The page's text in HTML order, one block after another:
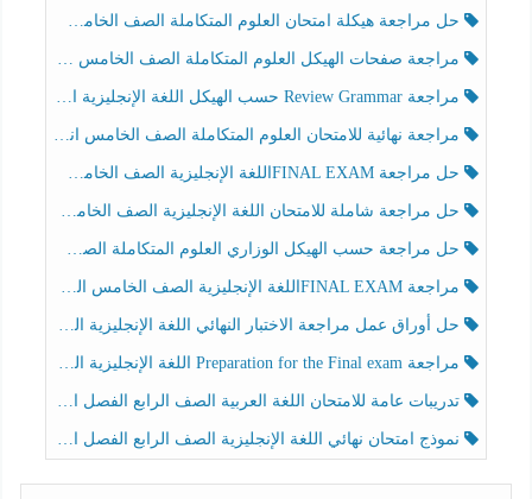
حل مراجعة هيكلة امتحان العلوم المتكاملة الصف الخامس عام الفصل الثالث
مراجعة صفحات الهيكل العلوم المتكاملة الصف الخامس انسبير الفصل الثالث
مراجعة Review Grammar حسب الهيكل اللغة الإنجليزية الصف الخامس الفصل الثالث
مراجعة نهائية للامتحان العلوم المتكاملة الصف الخامس انسبير الفصل الثالث
حل مراجعة FINAL EXAMاللغة الإنجليزية الصف الخامس الفصل الثالث
حل مراجعة شاملة للامتحان اللغة الإنجليزية الصف الخامس الفصل الثالث
حل مراجعة حسب الهيكل الوزاري العلوم المتكاملة الصف الخامس عام الفصل الثالث
مراجعة FINAL EXAMاللغة الإنجليزية الصف الخامس الفصل الثالث
حل أوراق عمل مراجعة الاختبار النهائي اللغة الإنجليزية الصف الرابع الفصل الثالث
مراجعة Preparation for the Final exam اللغة الإنجليزية الصف الرابع الفصل الثالث
تدريبات عامة للامتحان اللغة العربية الصف الرابع الفصل الثالث
نموذج امتحان نهائي اللغة الإنجليزية الصف الرابع الفصل الثالث